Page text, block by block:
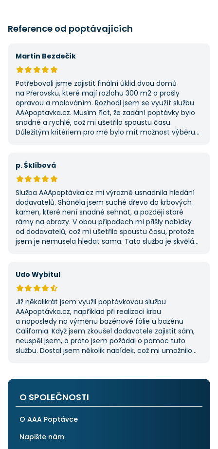
Reference od poptávajících
Martin Bezdečík
Potřebovali jsme zajistit finální úklid dvou domů
na Přerovsku, které mají rozlohu 300 m2 a prošly
opravou a malováním. Rozhodl jsem se využít službu
AAApoptavka.cz. Musím říct, že zadání poptávky bylo
snadné a rychlé, což mi ušetřilo spoustu času.
Důležitým kritériem pro mě bylo mít možnost výběru
první, ale se službou jsem byl spokojený, protože mi
umožnila najít rychlé řešení. Vše proběhlo v pořádku
a příště jejich službu využiji znovu.
p. Šklíbová
Služba AAApoptávka.cz mi výrazně usnadnila hledání
dodavatelů. Sháněla jsem suché dřevo do krbových
kamen, které není snadné sehnat, a později staré
rámy na obrazy. V obou případech mi přišly nabídky
od dodavatelů, což mi ušetřilo spoustu času, protože
jsem je nemusela hledat sama. Tato služba je skvělá
Udo Wybitul
Již několikrát jsem využil poptávkovou službu
AAApoptávka.cz, například při realizaci krbu
a naposledy na výměnu bazénové fólie u bazénu
California. Když jsem zkoušel dodavatele zajistit sám,
neuspěl jsem, a proto jsem požádal o pomoc tuto
službu. Dostal jsem několik nabídek, což mi umožnilo
i ostatním.
O SPOLEČNOSTI
O AAA Poptávce
Napište nám